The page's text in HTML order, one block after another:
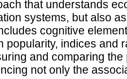
that understands
systems, but also
cognitive
popularity, indices and
and comparing
not only the